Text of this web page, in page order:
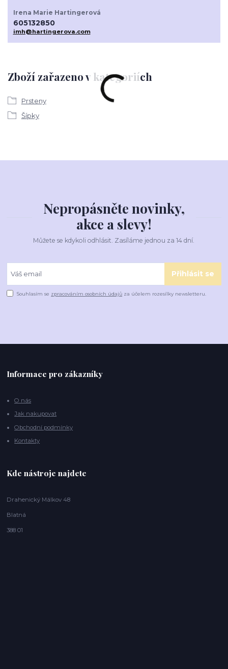
Zboží zařazeno v kategoriích
Prsteny
Šípky
Irena Marie Hartingerová
605132850
imh@hartingerova.com
Nepropásněte novinky,
akce a slevy!
Můžete se kdykoli odhlásit. Zasíláme jednou za 14 dní.
Přihlásit se
Souhlasím se zpracováním osobních údajů za účelem rozesílky newsletteru.
Informace pro zákazníky
O nás
Jak nakupovat
Obchodní podmínky
Kontakty
Kde nástroje najdete
Drahenický Málkov 48
Blatná
388 01